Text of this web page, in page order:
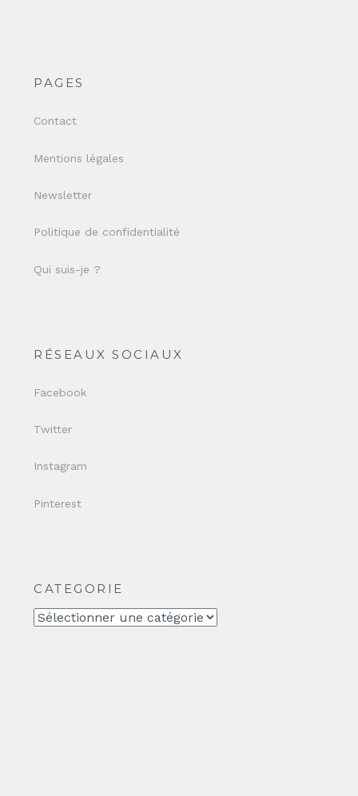
PAGES
Contact
Mentions légales
Newsletter
Politique de confidentialité
Qui suis-je ?
RÉSEAUX SOCIAUX
Facebook
Twitter
Instagram
Pinterest
CATEGORIE
CATEGORIE